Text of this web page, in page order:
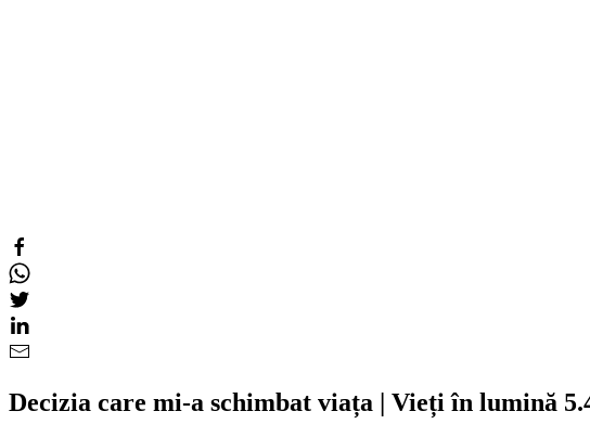
Decizia care mi-a schimbat viața | Vieți în lumină